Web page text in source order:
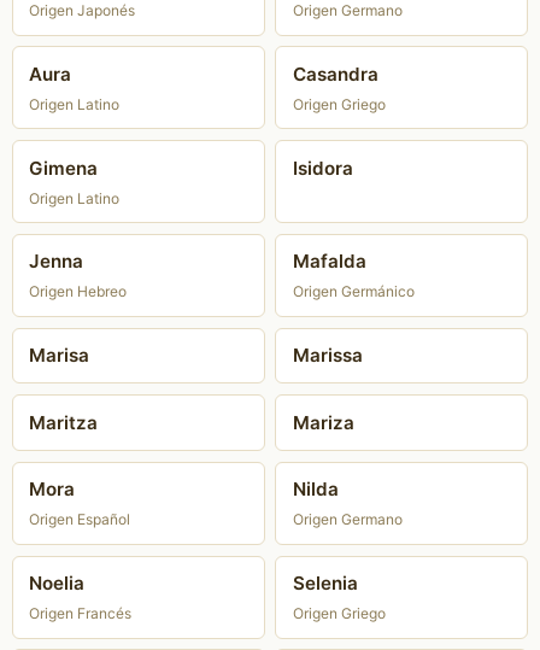
Origen Japonés Origen Germano
Aura
Origen Latino
Casandra
Origen Griego
Gimena
Origen Latino
Isidora
Jenna
Origen Hebreo
Mafalda
Origen Germánico
Marisa Marissa
Maritza Mariza
Mora
Origen Español
Nilda
Origen Germano
Noelia
Origen Francés
Selenia
Origen Griego